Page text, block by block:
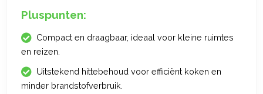
Pluspunten:
Compact en draagbaar, ideaal voor kleine ruimtes
en reizen.
Uitstekend hittebehoud voor efficiënt koken en
minder brandstofverbruik.